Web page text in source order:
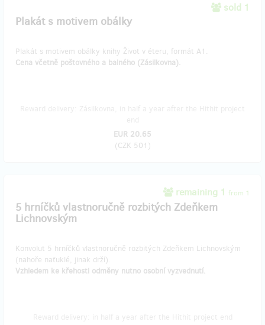
sold 1
Plakát s motivem obálky
Plakát s motivem obálky knihy Život v éteru, formát A1.
Cena včetně poštovného a balného (Zásilkovna).
EUR 20.65
(CZK 501 )
remaining 1 from 1
​5 hrníčků vlastnoručně rozbitých Zdeňkem
Lichnovským
Konvolut 5 hrníčků vlastnoručně rozbitých Zdeňkem Lichnovským
(nahoře naťuklé, jinak drží).
Vzhledem ke křehosti odměny nutno osobní vyzvednutí.